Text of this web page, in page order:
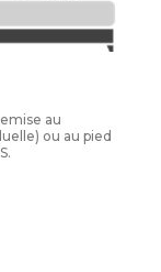
au
ou au pied